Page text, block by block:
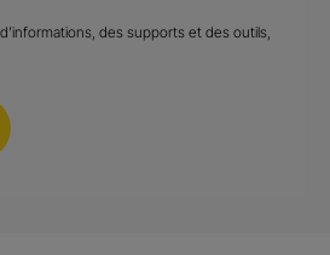
des supports et des outils,